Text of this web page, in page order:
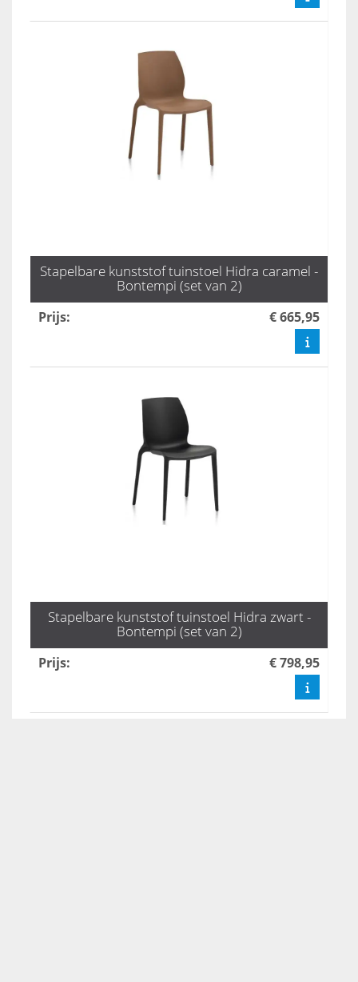
Stapelbare kunststof tuinstoel Hidra caramel -
Bontempi (set van 2)
Prijs: € 665,95
Stapelbare kunststof tuinstoel Hidra zwart -
Bontempi (set van 2)
Prijs: € 798,95